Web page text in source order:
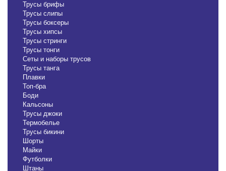
Трусы брифы
Трусы слипы
Трусы боксеры
Трусы хипсы
Трусы стринги
Трусы тонги
Сеты и наборы трусов
Трусы танга
Плавки
Топ-бра
Боди
Кальсоны
Трусы джоки
Термобелье
Трусы бикини
Шорты
Майки
Футболки
Штаны